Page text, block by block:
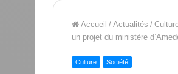
Accueil / Actualités /
un projet du ministère
Culture Société